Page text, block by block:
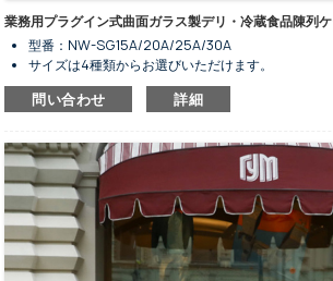
業務用プラグイン式曲面ガラス製デリ・冷蔵食品陳列
型番：NW-SG15A/20A/25A/30A
サイズは4種類からお選びいただけます。
デリの保管・陳列用。
内蔵型凝縮ユニット。
全自動霜取り式。
赤色やその他の色はオプションです。
曲線デザインの強化ガラス。
スイッチ付きLED室内照明。
予備収納キャビネットはオプションです。
外装・内装ともにステンレス鋼仕上げ。
スマートコントローラーとデジタルディスプレイ
問い合わせ 詳細